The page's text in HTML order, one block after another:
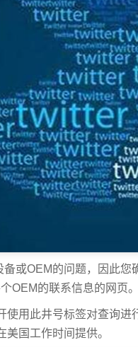
或OEM的问题，因此
OEM的联系信息的网页。
使用此井号标签对查询
国工作时间提供。